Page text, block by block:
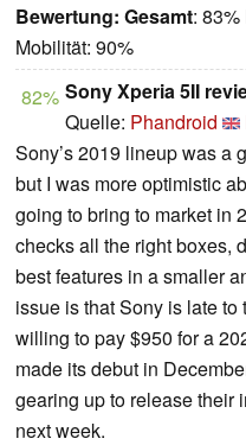
Bewertung: Gesamt:
Mobilität: 90%
82% Sony Xperia 5II
Quelle: Phandroid
Sony’s 2019 lineup was a
but I was more optimistic
going to bring to market in
checks all the right boxes,
best features in a smaller
issue is that Sony is late
willing to pay $950 for a
made its debut in
gearing up to release their
next week.